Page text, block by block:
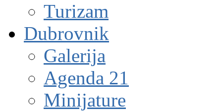
Turizam
Dubrovnik
Galerija
Agenda 21
Minijature